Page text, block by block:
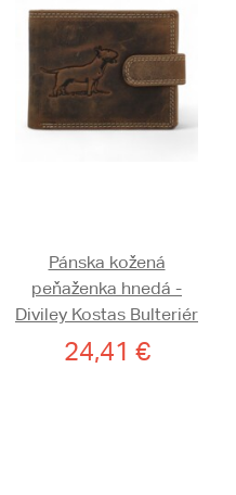
Pánska kožená
peňaženka hnedá -
Diviley Kostas Bulteriér
24,41 €